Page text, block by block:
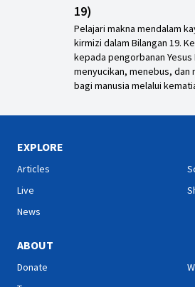
19)
Pelajari makna mendalam
kirmizi dalam Bilangan 19.
kepada pengorbanan
menyucikan, menebus, dan
bagi manusia melalui
EXPLORE
Articles
Live
News
ABOUT
Donate